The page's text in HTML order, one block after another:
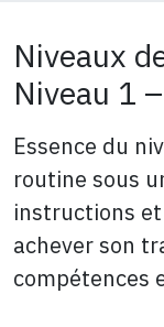
Niveaux
Niveau 1
Essence du
routine sous
instructions
achever son
compétences